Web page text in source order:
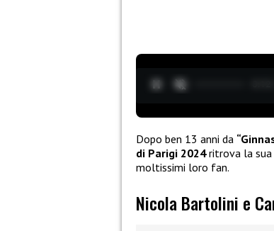
Dopo ben 13 anni da
di Parigi 2024ritrova la
moltissimi loro fan.
Nicola Bartolini e